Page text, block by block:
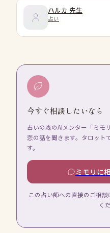
ハルカ 先生
占い
今すぐ相談したいなら
占いの森のAIメンター「ミモ
恋の話を聞きます。タロット
す。
ミモリに
この占い師への直接のご相
く